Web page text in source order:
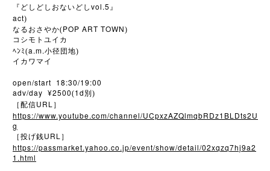
『どしどしおないどし vol.5 』
act)
なるおさやか(POP ART TOWN)
コシモトユイカ
ﾍﾝﾐ(a.m.小径団地)
イカワマイ
open/start 18:30/19:00
adv/day ¥2500(1d 別)
［配信URL ］
https://www.youtube.com/channel/UCpxzAZQlmqbRDz1BLDts2U
g
［投げ銭URL ］
https://passmarket.yahoo.co.jp/event/show/detail/02xqzq7hj9a2
1.html